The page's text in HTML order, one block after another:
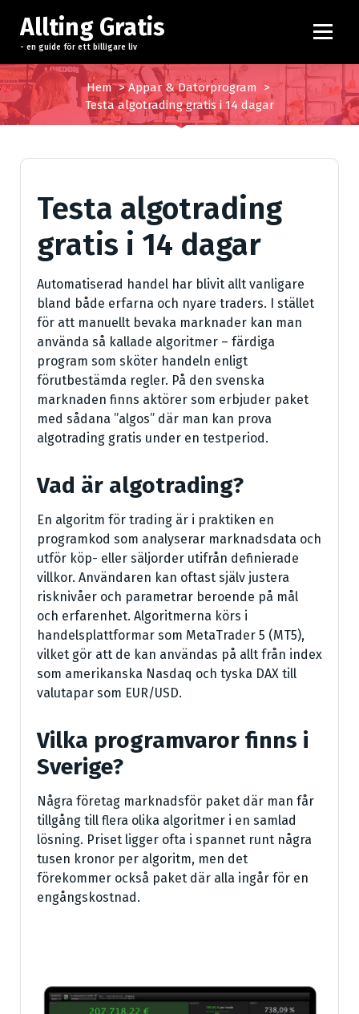
p
a
t
i
Allting Gratis
- en guide för ett billigare liv
Hem>Appar & Datorprogram >
Testa algotrading gratis i 14 dagar
Testa algotrading
gratis i 14 dagar
Automatiserad handel har blivit allt vanligare
bland både erfarna och nyare traders. I stället
för att manuellt bevaka marknader kan man
använda så kallade algoritmer – färdiga
program som sköter handeln enligt
förutbestämda regler. På den svenska
marknaden finns aktörer som erbjuder paket
med sådana ”algos” där man kan prova
algotrading gratis under en testperiod.
Vad är algotrading?
En algoritm för trading är i praktiken en
programkod som analyserar marknadsdata och
utför köp- eller säljorder utifrån definierade
villkor. Användaren kan oftast själv justera
risknivåer och parametrar beroende på mål
och erfarenhet. Algoritmerna körs i
handelsplattformar som MetaTrader 5 (MT5),
vilket gör att de kan användas på allt från index
som amerikanska Nasdaq och tyska DAX till
valutapar som EUR/USD.
Vilka programvaror finns i
Sverige?
Några företag marknadsför paket där man får
tillgång till flera olika algoritmer i en samlad
lösning. Priset ligger ofta i spannet runt några
tusen kronor per algoritm, men det
förekommer också paket där alla ingår för en
engångskostnad.